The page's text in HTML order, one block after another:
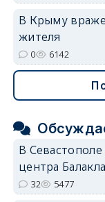
В Крыму
жителя
0 6142
В
центра
32 5477